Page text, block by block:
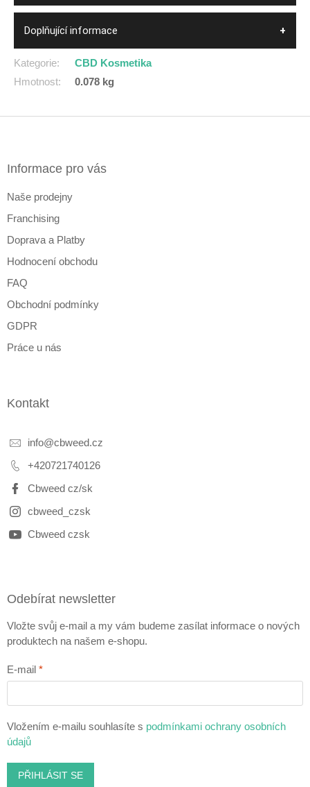
Doplňující informace
Kategorie:
CBD Kosmetika
Hmotnost: 0.078 kg
Informace pro vás
Naše prodejny
Franchising
Doprava a Platby
Hodnocení obchodu
FAQ
Obchodní podmínky
GDPR
Práce u nás
Kontakt
info@cbweed.cz
+420721740126
Cbweed cz/sk
cbweed_czsk
Cbweed czsk
Odebírat newsletter
Vložte svůj e-mail a my vám budeme zasílat informace o nových
produktech na našem e-shopu.
E-mail
Vložením e-mailu souhlasíte s podmínkami ochrany osobních
údajů
PŘIHLÁSIT SE